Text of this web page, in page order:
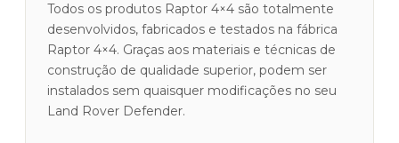
Todos os produtos Raptor 4×4 são totalmente
desenvolvidos, fabricados e testados na fábrica
Raptor 4×4. Graças aos materiais e técnicas de
construção de qualidade superior, podem ser
instalados sem quaisquer modificações no seu
Land Rover Defender.